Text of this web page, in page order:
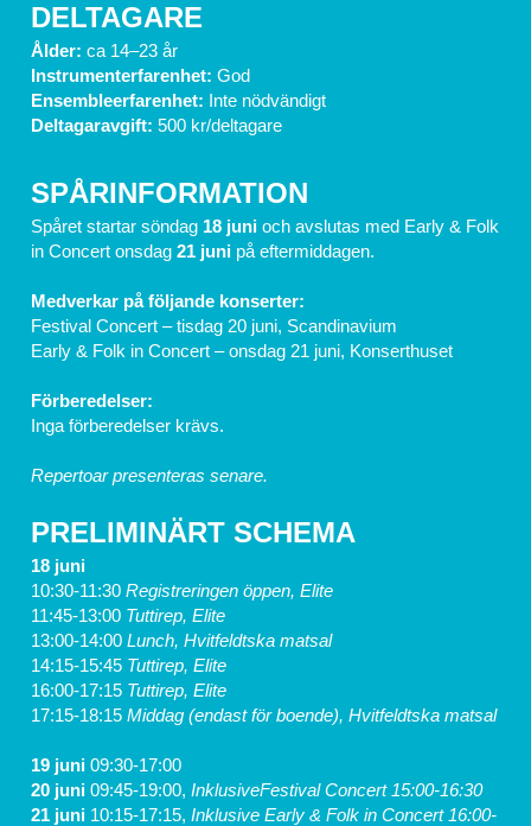
DELTAGARE
Ålder: ca 14–23 år
Instrumenterfarenhet: God
Ensembleerfarenhet: Inte nödvändigt
Deltagaravgift: 500 kr/deltagare
SPÅRINFORMATION
Spåret startar söndag 18 juni och avslutas med Early & Folk
in Concert onsdag 21 juni på eftermiddagen.
Medverkar på följande konserter:
Festival Concert – tisdag 20 juni, Scandinavium
Early & Folk in Concert – onsdag 21 juni, Konserthuset
Förberedelser:
Inga förberedelser krävs.
Repertoar presenteras senare.
PRELIMINÄRT SCHEMA
18 juni
10:30-11:30 Registreringen öppen, Elite
11:45-13:00 Tuttirep, Elite
13:00-14:00 Lunch, Hvitfeldtska matsal
14:15-15:45 Tuttirep, Elite
16:00-17:15 Tuttirep, Elite
17:15-18:15 Middag (endast för boende), Hvitfeldtska matsal
19 juni
20 juni 09:45-19:00, InklusiveFestival Concert 15:00-16:30
21 juni 10:15-17:15, Inklusive Early & Folk in Concert 16:00-